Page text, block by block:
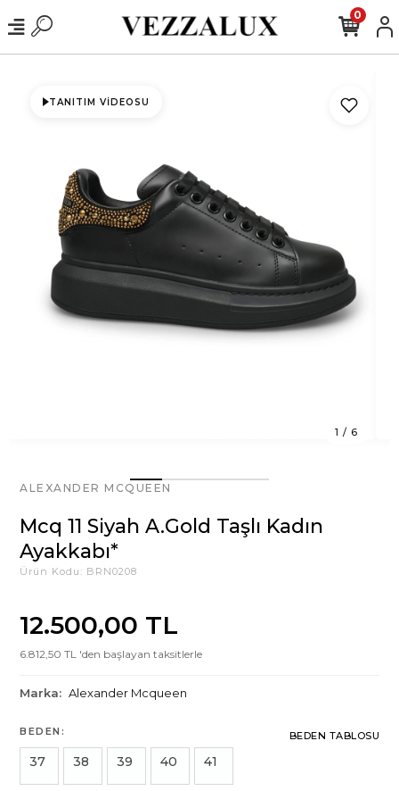
0
TANITIM VIDEOSU
1 / 6
ALEXANDER MCQUEEN
Mcq 11 Siyah A.Gold Taşlı Kadın
Ayakkabı*
Ürün Kodu: BRN0208
12.500,00 TL
6.812,50 TL 'den başlayan taksitlerle
Marka: Alexander Mcqueen
BEDEN: BEDEN TABLOSU
37 38 39 40 41